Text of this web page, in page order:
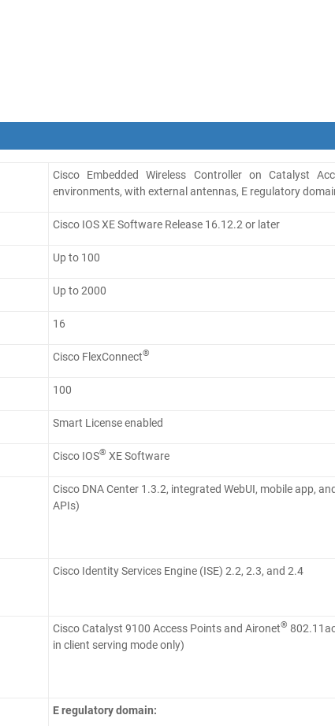
Cisco Embedded Wireless Controller on Catalyst
environments, with external antennas, E regulatory
Cisco IOS XE Software Release 16.12.2 or later
Up to 100
Up to 2000
16
Cisco FlexConnect®
100
Smart License enabled
Cisco IOS® XE Software
Cisco DNA Center 1.3.2, integrated WebUI, mobile app,
APIs)
Cisco Identity Services Engine (ISE) 2.2, 2.3, and 2.4
Cisco Catalyst 9100 Access Points and Aironet®
in client serving mode only)
E regulatory domain: